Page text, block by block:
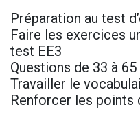
Préparation au test
Faire les exercices
test EE3
Questions de 33 à 65
Travailler le
Renforcer les points